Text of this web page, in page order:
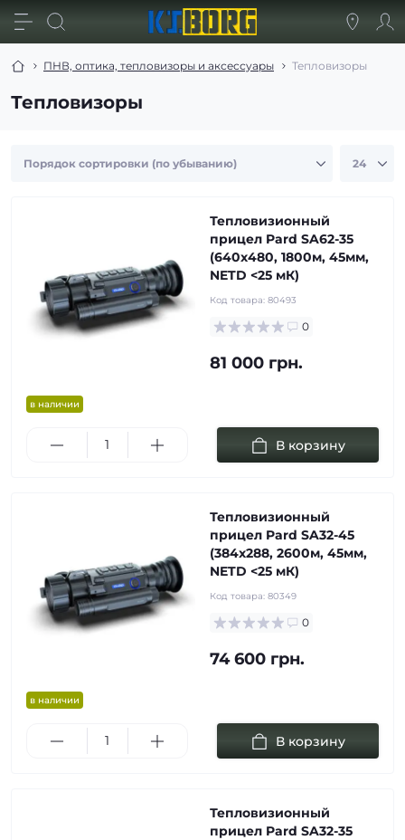
ПНВ, оптика, тепловизоры и аксессуары Тепловизоры
Тепловизоры
в наличии
Тепловизионный
прицел Pard SA62-35
(640х480, 1800м, 45мм,
NETD <25 мК)
Код товара: 80493
0
81 000 грн.
В корзину
в наличии
Тепловизионный
прицел Pard SA32-45
(384х288, 2600м, 45мм,
NETD <25 мК)
Код товара: 80349
0
74 600 грн.
В корзину
Тепловизионный
прицел Pard SA32-35